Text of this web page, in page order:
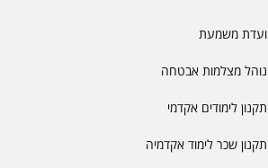
ועדת משמעת
נוהל מצלמות אבטחה
תקנון לימודים אקדמי
תקנון שכר לימוד אקדמיה